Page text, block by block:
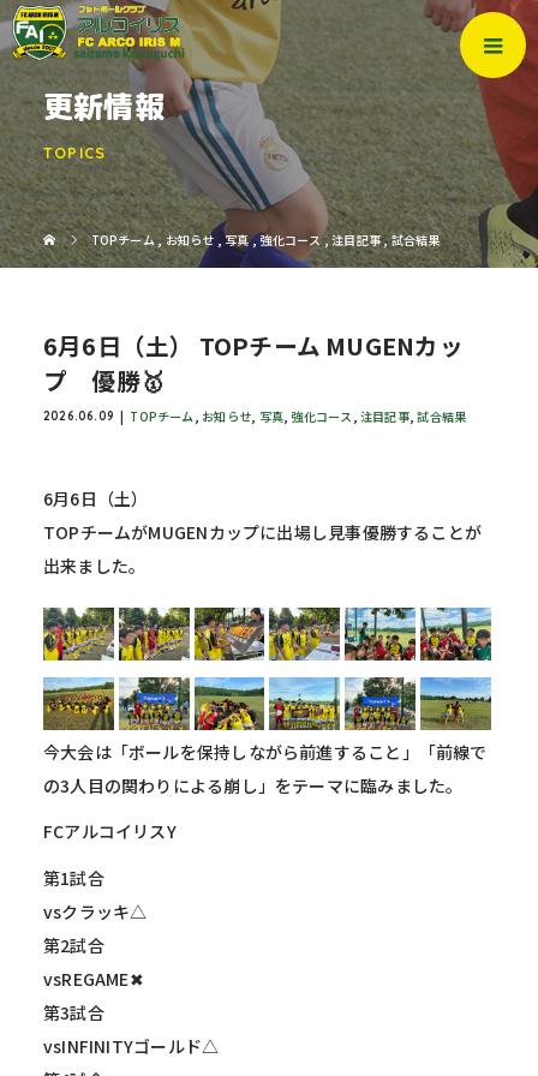
更新情報
TOPICS
TOPチーム ,お知らせ ,写真,強化コース,注目記事,試合結果
6月6日（土） TOPチーム MUGENカッ
プ 優勝🥇
2026.06.09 TOPチーム, お知らせ, 写真, 強化コース , 注目記事,試合結果
6月6日（土）
TOPチームがMUGENカップに出場し見事優勝することが
出来ました。
今大会は「ボールを保持しながら前進すること」「前線で
の3人目の関わりによる崩し」をテーマに臨みました。
FCアルコイリスY
第1試合
vsクラッキ△
第2試合
vsREGAME✖︎
第3試合
vsINFINITYゴールド△